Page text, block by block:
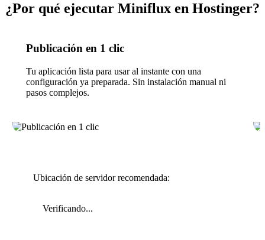
¿Por qué ejecutar Miniflux en Hostinger?
Publicación en 1 clic
Tu aplicación lista para usar al instante con una
configuración ya preparada. Sin instalación manual ni
pasos complejos.
Ubicación de servidor recomendada:
Verificando...